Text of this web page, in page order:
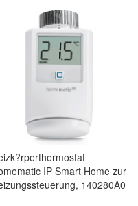
IP Smart Home zur
140280A0